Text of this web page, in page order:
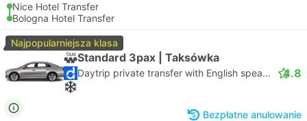
Nice Hotel Transfer
Bologna Hotel Transfer
Najpopularniejsza klasa
Standard 3pax | Taksówka
Daytrip private transfer with English speaking driver 4.8
Bezpłatne anulowanie